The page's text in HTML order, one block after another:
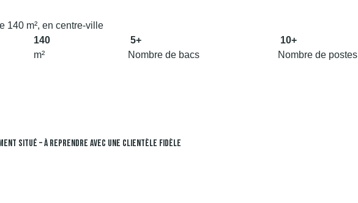
140
m²
5+
Nombre de bacs
10+
Nombre de postes
Situé – À Reprendre Avec Une Clientèle Fidèle